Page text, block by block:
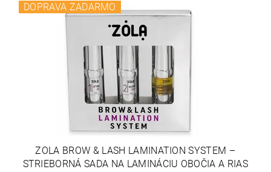
DOPRAVA ZADARMO
ZOLA BROW & LASH LAMINATION SYSTEM –
STRIEBORNÁ SADA NA LAMINÁCIU OBOČIA A RIAS